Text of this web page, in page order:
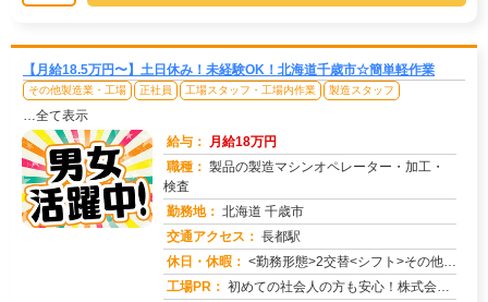
【月給18.5万円〜】土日休み！未経験OK！北海道千歳市☆簡単軽作業
その他製造業・工場 正社員 工場スタッフ・工場内作業 製造スタッフ
…全て表示
給与： 月給18万円
職種： 製品の製造マシンオペレーター・加工・
検査
勤務地： 北海道 千歳市
交通アクセス： 長都駅
休日・休暇： <勤務形態>2交替<シフト>その他<休日>土日
工場PR： 初めての社会人の方も安心！株式会社京栄センターで、新しい一歩を踏み出してみませんか？☆家具家電付きのワンルーム寮が...